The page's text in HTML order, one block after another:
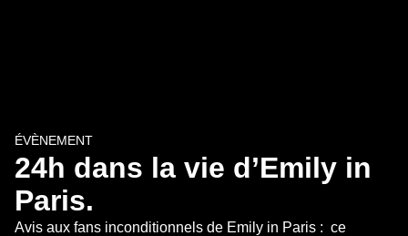
ÉVÈNEMENT
24h dans la vie d’Emily in
Paris.
Avis aux fans inconditionnels de Emily in Paris :  ce